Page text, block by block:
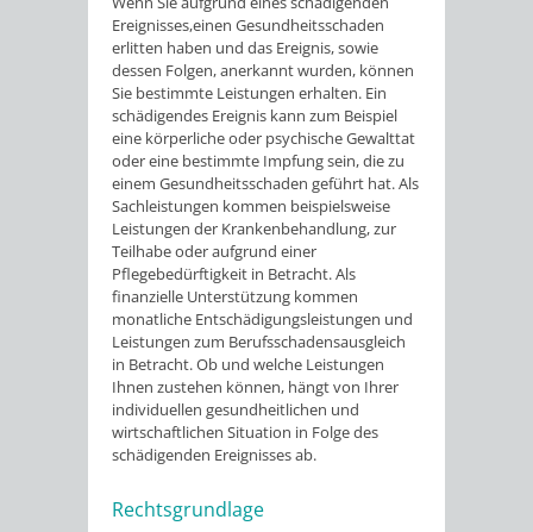
Ereignisses,einen Gesundheitsschaden
erlitten haben und das Ereignis, sowie
dessen Folgen, anerkannt wurden, können
Sie bestimmte Leistungen erhalten. Ein
schädigendes Ereignis kann zum Beispiel
eine körperliche oder psychische Gewalttat
oder eine bestimmte Impfung sein, die zu
einem Gesundheitsschaden geführt hat. Als
Sachleistungen kommen beispielsweise
Leistungen der Krankenbehandlung, zur
Teilhabe oder aufgrund einer
Pflegebedürftigkeit in Betracht. Als
finanzielle Unterstützung kommen
monatliche Entschädigungsleistungen und
Leistungen zum Berufsschadensausgleich
in Betracht. Ob und welche Leistungen
Ihnen zustehen können, hängt von Ihrer
individuellen gesundheitlichen und
wirtschaftlichen Situation in Folge des
schädigenden Ereignisses ab.
Rechtsgrundlage